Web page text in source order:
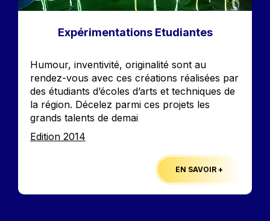
Expérimentations Etudiantes
Humour, inventivité, originalité sont au
rendez-vous avec ces créations réalisées par
des étudiants d’écoles d’arts et techniques de
la région. Décelez parmi ces projets les
grands talents de demai
Edition
Edition 2014
EN SAVOIR +